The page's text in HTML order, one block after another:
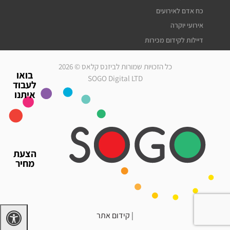
הצעת
מחיר
בואו
לעבוד
איתנו
כח אדם לאירועים
אירועי יוקרה
דיילות לקידום מכירות
מלצרים לאירועים
עוזרי הפקה
גיוס עובדים זמניים
כח אדם לאירועים
כל הזכויות שמורות לביזנס קלאס © 2026
SOGO Digital LTD
| קידום אתר